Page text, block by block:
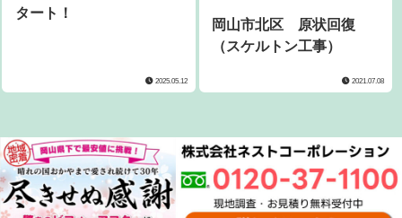
タート！
2025.05.12
岡山市北区 原状回復
（スケルトン工事）
2021.07.08